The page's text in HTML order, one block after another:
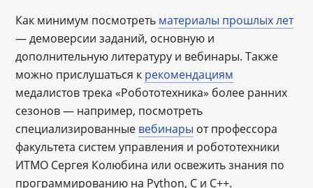
Как минимум посмотреть материалы прошлых лет
— демоверсии заданий, основную и
дополнительную литературу и вебинары. Также
можно прислушаться к рекомендациям
медалистов трека «Робототехника» более ранних
сезонов — например, посмотреть
специализированные вебинары от профессора
факультета систем управления и робототехники
ИТМО Сергея Колюбина или освежить знания по
программированию на Python, C и C++.